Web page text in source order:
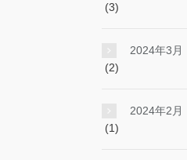
(3)
2024年3月
(2)
2024年2月
(1)